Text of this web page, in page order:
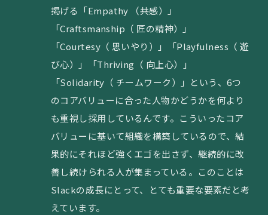
掲げる「Empathy （共感）」
「Craftsmanship（ 匠の精神）」
「Courtesy（ 思いやり）」「Playfulness（ 遊
び心）」「Thriving（ 向上心）」
「Solidarity（ チームワーク）」という、6つ
のコアバリューに合った人物かどうかを何より
も重視し採用しているんです。こういったコア
バリューに基いて組織を構築しているので、結
果的にそれほど強くエゴを出さず、継続的に改
善し続けられる人が集まっている。このことは
Slackの成長にとって、とても重要な要素だと考
えています。